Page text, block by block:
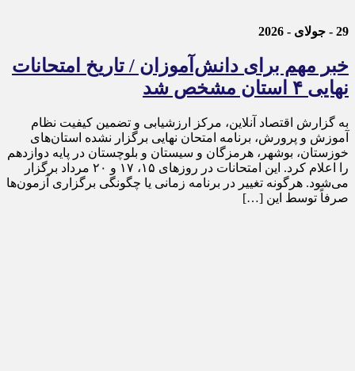
29 - جولای - 2026
خبر مهم برای دانش‌آموزان / تاریخ امتحانات
نهایی ۴ استان مشخص شد
به گزارش اقتصاد آنلاین، مرکز ارزشیابی و تضمین کیفیت نظام
آموزش و پرورش، برنامه امتحان نهایی برگزار نشده استان‌های
خوزستان، بوشهر، هرمزگان و سیستان و بلوچستان در پایه دوازدهم
را اعلام کرد. این امتحانات در روز‌های ۱۵، ۱۷ و ۲۰ مرداد برگزار
می‌شود. هرگونه تغییر در برنامه زمانی یا چگونگی برگزاری آزمون‌ها
صرفاً توسط این […]